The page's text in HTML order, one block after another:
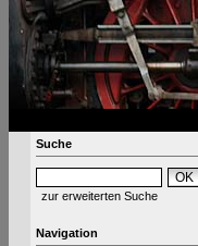
Suche
zur erweiterten Suche
Navigation